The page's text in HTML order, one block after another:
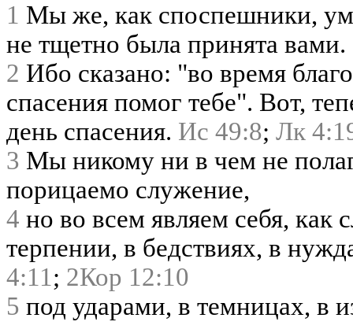
1 Мы же, как споспешники,
не тщетно была принята вами.
2 Ибо сказано: "во время
спасения помог тебе". Вот,
день спасения. Ис 49:8; Лк
3 Мы никому ни в чем не
порицаемо служение,
4 но во всем являем себя,
терпении, в бедствиях, в
4:11 ; 2Кор 12:10
5 под ударами, в темницах, в